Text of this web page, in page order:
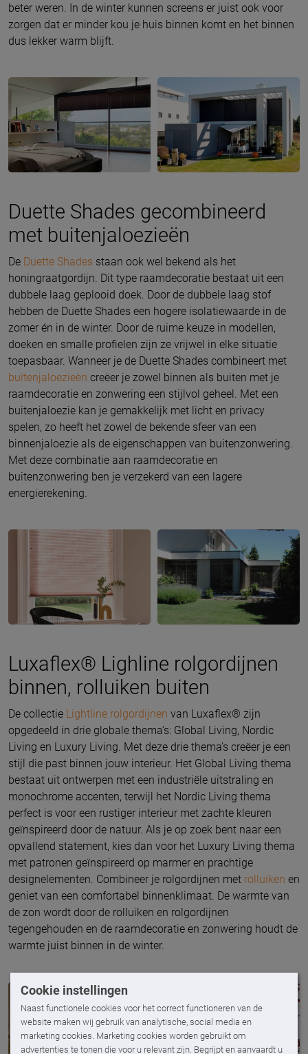
Cookie instellingen
Naast functionele cookies voor het correct functioneren van de
website maken wij gebruik van analytische, social media en
marketing cookies. Marketing cookies worden gebruikt om
advertenties te tonen die voor u relevant zijn. Begrijpt en aanvaardt u
beter weren. In de winter kunnen screens er juist ook voor
zorgen dat er minder kou je huis binnen komt en het binnen
dus lekker warm blijft.
Duette Shades gecombineerd
met buitenjaloezieën
De Duette Shades staan ook wel bekend als het
honingraatgordijn. Dit type raamdecoratie bestaat uit een
dubbele laag geplooid doek. Door de dubbele laag stof
hebben de Duette Shades een hogere isolatiewaarde in de
zomer én in de winter. Door de ruime keuze in modellen,
doeken en smalle profielen zijn ze vrijwel in elke situatie
toepasbaar. Wanneer je de Duette Shades combineert met
buitenjaloezieën creëer je zowel binnen als buiten met je
raamdecoratie en zonwering een stijlvol geheel. Met een
buitenjaloezie kan je gemakkelijk met licht en privacy
spelen, zo heeft het zowel de bekende sfeer van een
binnenjaloezie als de eigenschappen van buitenzonwering.
Met deze combinatie aan raamdecoratie en
buitenzonwering ben je verzekerd van een lagere
energierekening.
Luxaflex® Lighline rolgordijnen
binnen, rolluiken buiten
De collectie Lightline rolgordijnen van Luxaflex® zijn
opgedeeld in drie globale thema’s: Global Living, Nordic
Living en Luxury Living. Met deze drie thema’s creëer je een
stijl die past binnen jouw interieur. Het Global Living thema
bestaat uit ontwerpen met een industriële uitstraling en
monochrome accenten, terwijl het Nordic Living thema
perfect is voor een rustiger interieur met zachte kleuren
geïnspireerd door de natuur. Als je op zoek bent naar een
opvallend statement, kies dan voor het Luxury Living thema
met patronen geïnspireerd op marmer en prachtige
designelementen. Combineer je rolgordijnen met rolluiken en
geniet van een comfortabel binnenklimaat. De warmte van
de zon wordt door de rolluiken en rolgordijnen
tegengehouden en de raamdecoratie en zonwering houdt de
warmte juist binnen in de winter.